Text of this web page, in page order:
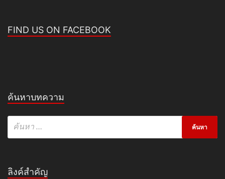
FIND US ON FACEBOOK
ค้นหาบทความ
ลิงค์สำคัญ